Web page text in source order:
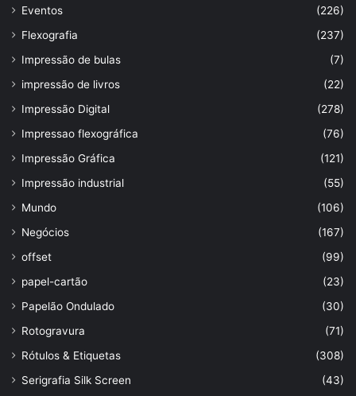
Eventos
(226)
Flexografia
(237)
Impressão de bulas
(7)
impressão de livros
(22)
Impressão Digital
(278)
Impressao flexográfica
(76)
Impressão Gráfica
(121)
Impressão industrial
(55)
Mundo
(106)
Negócios
(167)
offset
(99)
papel-cartão
(23)
Papelão Ondulado
(30)
Rotogravura
(71)
Rótulos & Etiquetas
(308)
Serigrafia Silk Screen
(43)